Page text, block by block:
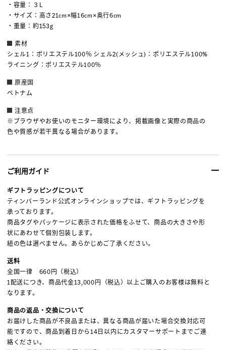
・容量：３L
・サイズ：高さ21cm×幅16cm×奥行6cm
・重量：約153g
素材
シェル1：ポリエステル100％ シェル2(メッシュ)：ポリエステル100%
ライニング：ポリエステル100％
原産国
ベトナム
注意点
※ブラウザやお使いのモニター環境により、掲載画像と実際の商品の
色や質感が若干異なる場合があります。
ご利用ガイド
ギフトラッピングについて
ティンバーランド公式オンラインショップでは、ギフトラッピングを
承っております。
商品タグやパッケージに表示された価格をふせて、商品の大きさや形
状にあわせて個別包装します。
紐の色は選べません。あらかじめご了承ください。
送料
全国一律 660円（税込）
1配送につき、商品代金13,000円（税込）以上ご購入のお客様は無料と
なります。
商品の返品・交換について
お届けした商品が不良品または、異なる商品が届いた場合交換対応可
能ですので、商品到着日から14日以内にカスタマーサポートまでご連
絡ください。